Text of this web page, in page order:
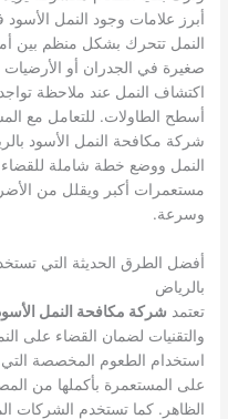
أبرز علامات وجود النمل
النمل تتحرك بشكل منظم بين
صغيرة في الجدران أو
اكتشاف النمل عند ملاحظة
أسطح الطاولات. للتعامل مع
شركة مكافحة النمل الأسود
النمل ووضع خطة شاملة للقضاء
مستعمرات أكبر ويقلل من
وسرعة.
أفضل الطرق الحديثة التي
بالرياض
تعتمد شركة مكافحة النمل
والتقنيات لضمان القضاء على
استخدام الطعوم المخصصة
على المستعمرة بأكملها من
الظاهر. كما تستخدم الشركات